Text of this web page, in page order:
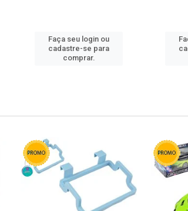
Faça seu login ou
cadastre-se para
comprar.